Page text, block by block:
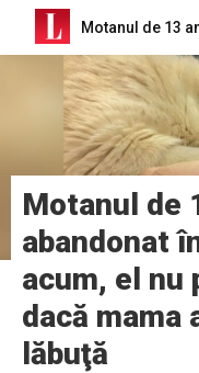
Motanul de
abandonat
acum, el nu
dacă mama
lăbuţă